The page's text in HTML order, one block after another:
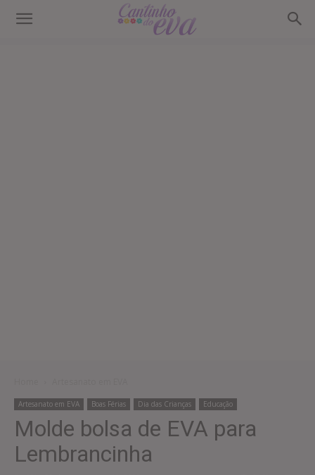
Cantinho
Artesanato em EVA Boas Férias Dia das Crianças Educação
Molde bolsa de EVA para
Lembrancinha